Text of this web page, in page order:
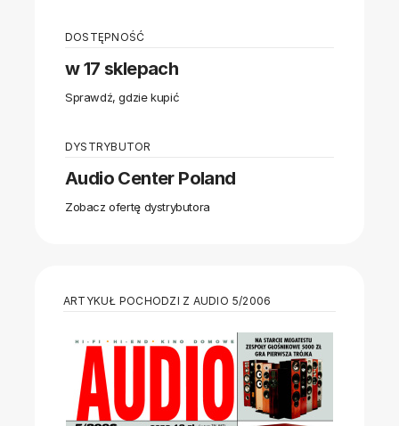
DOSTĘPNOŚĆ
w 17 sklepach
Sprawdź, gdzie kupić
DYSTRYBUTOR
Audio Center Poland
Zobacz ofertę dystrybutora
ARTYKUŁ POCHODZI Z AUDIO 5/2006